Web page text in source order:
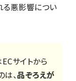
る悪影響につい
ECサイトから
、品ぞろえが